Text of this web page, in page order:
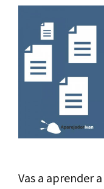
Vas a aprender